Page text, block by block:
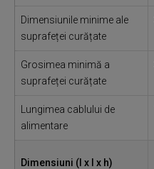
Dimensiunile minime ale
suprafeței curățate
Grosimea minimă a
suprafeței curățate
Lungimea cablului de
alimentare
Dimensiuni (l x l x h)